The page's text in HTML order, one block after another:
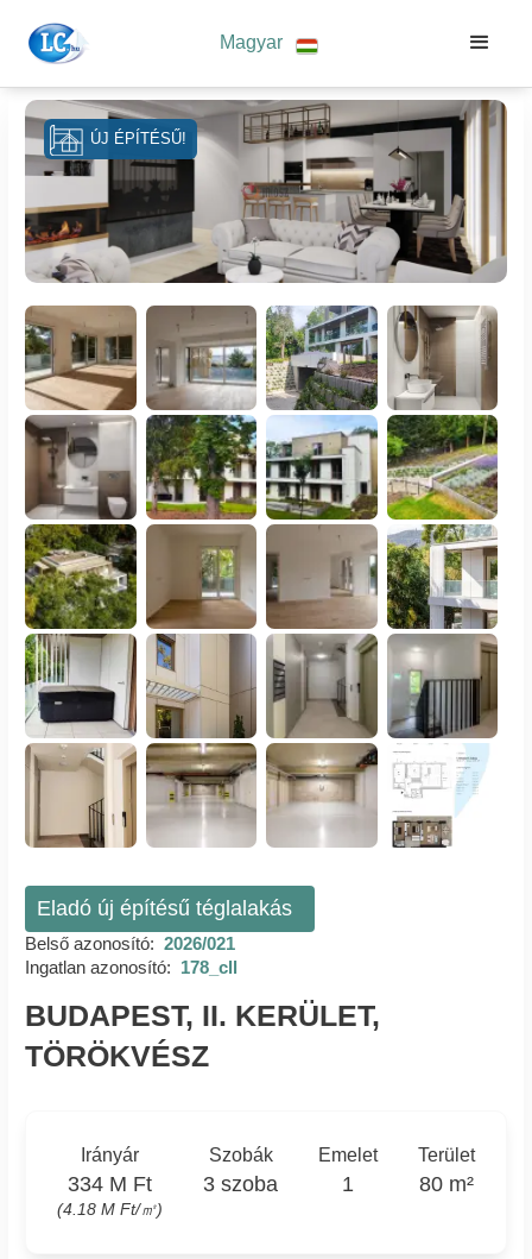
Magyar
ÚJ ÉPÍTÉSŰ!
Eladó új építésű téglalakás
Belső azonosító: 2026/021
Ingatlan azonosító: 178_cll
BUDAPEST, II. KERÜLET,
TÖRÖKVÉSZ
Irányár
334 M Ft
(4.18 M Ft/㎡)
Szobák
3 szoba
Emelet
1
Terület
80 m²